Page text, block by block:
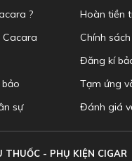
?
Cacara
sự
Hoàn tiền
Chính
Đăng kí
Tạm ứng
Đánh giá
- PHỤ KIỆN CIGAR